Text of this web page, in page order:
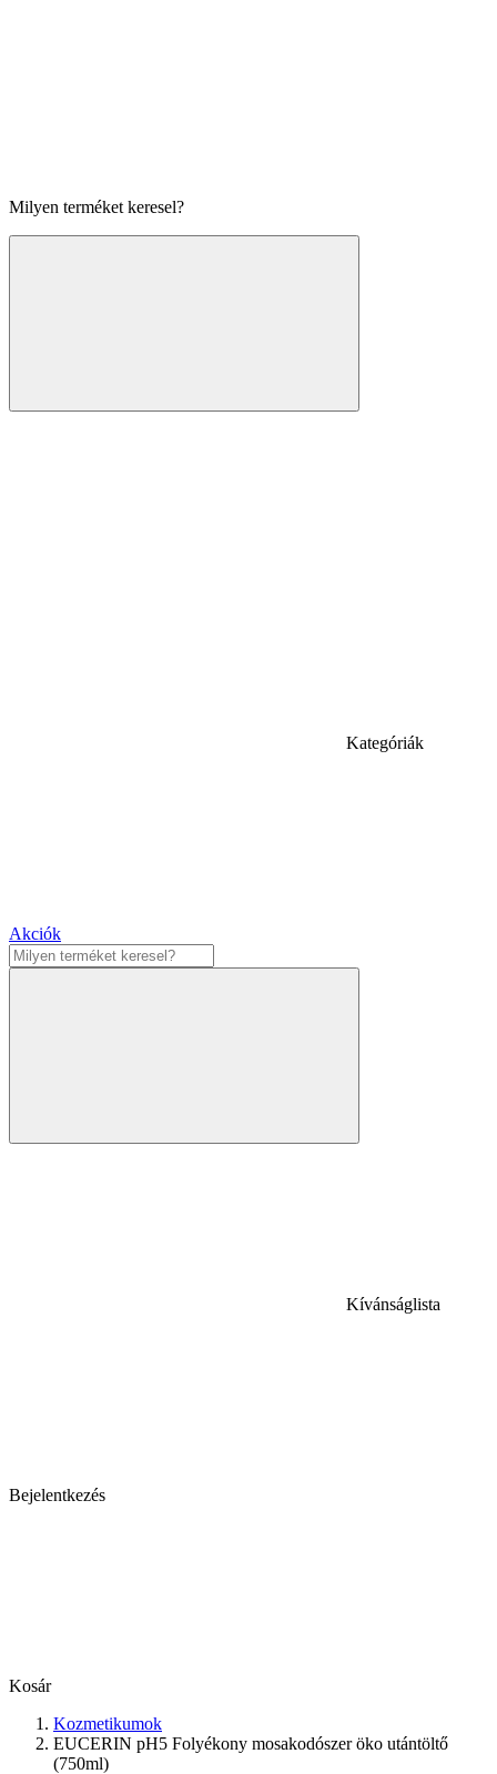
Milyen terméket keresel?
Kategóriák
Akciók
Kívánságlista
Bejelentkezés
Kosár
Kozmetikumok
EUCERIN pH5 Folyékony mosakodószer öko utántöltő
(750ml)